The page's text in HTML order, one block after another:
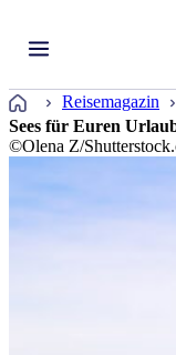
Startseite
Reisemagazin
Sees für Euren
©Olena Z/